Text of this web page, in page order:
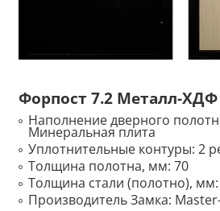
Форпост 7.2 Металл-ХДФ
Наполнение дверного
Минеральная плита
Уплотнительные контуры: 2
Толщина полотна, мм: 70
Толщина стали (полотно), мм:
Производитель Замка: